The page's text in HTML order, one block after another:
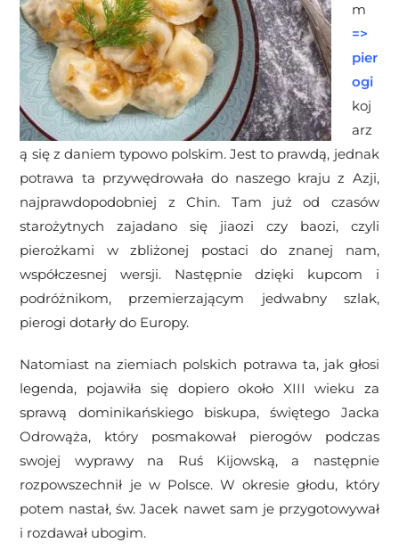
m
=>
pier
ogi
koj
arz
ą się z daniem typowo polskim. Jest to prawdą, jednak
potrawa ta przywędrowała do naszego kraju z Azji,
najprawdopodobniej z Chin. Tam już od czasów
starożytnych zajadano się jiaozi czy baozi, czyli
pierożkami w zbliżonej postaci do znanej nam,
współczesnej wersji. Następnie dzięki kupcom i
podróżnikom, przemierzającym jedwabny szlak,
pierogi dotarły do Europy.
Natomiast na ziemiach polskich potrawa ta, jak głosi
legenda, pojawiła się dopiero około XIII wieku za
sprawą dominikańskiego biskupa, świętego Jacka
Odrowąża, który posmakował pierogów podczas
swojej wyprawy na Ruś Kijowską, a następnie
rozpowszechnił je w Polsce. W okresie głodu, który
potem nastał, św. Jacek nawet sam je przygotowywał
i rozdawał ubogim.